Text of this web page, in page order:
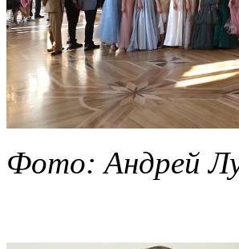
Фото: Андрей